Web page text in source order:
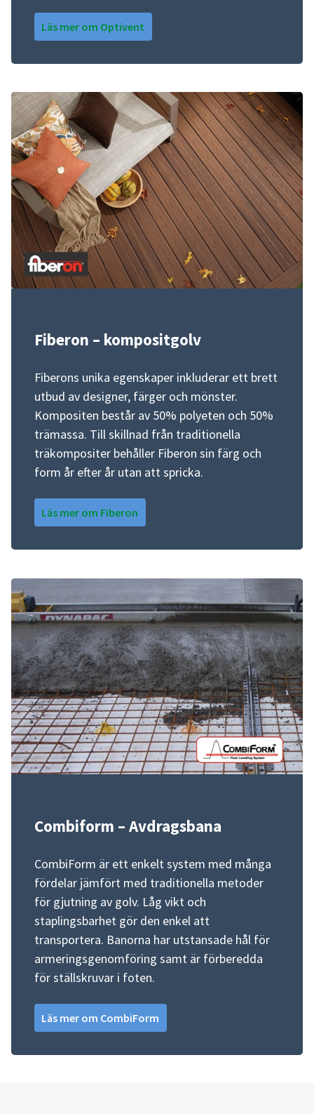
Läs mer om Optivent
Fiberon – kompositgolv
Fiberons unika egenskaper inkluderar ett brett
utbud av designer, färger och mönster.
Kompositen består av 50% polyeten och 50%
trämassa. Till skillnad från traditionella
träkompositer behåller Fiberon sin färg och
form år efter år utan att spricka.
Läs mer om Fiberon
Combiform – Avdragsbana
CombiForm är ett enkelt system med många
fördelar jämfört med traditionella metoder
för gjutning av golv. Låg vikt och
staplingsbarhet gör den enkel att
transportera. Banorna har utstansade hål för
armeringsgenomföring samt är förberedda
för ställskruvar i foten.
Läs mer om CombiForm